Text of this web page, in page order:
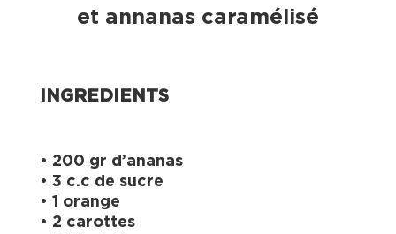
et annanas caramélisé
INGREDIENTS
• 200 gr d’ananas
• 3 c.c de sucre
• 1 orange
• 2 carottes